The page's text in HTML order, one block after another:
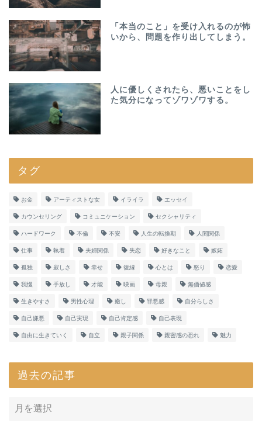
「本当のこと」を受け入れるのが怖
いから、問題を作り出してしまう。
人に優しくされたら、悪いことをし
た気分になってゾワゾワする。
タグ
お金 アーティストな女 イライラ エッセイ
カウンセリング コミュニケーション セクシャリティ
ハードワーク 不倫 不安 人生の転換期 人間関係
仕事 執着 夫婦関係 失恋 好きなこと 嫉妬
孤独 寂しさ 幸せ 復縁 心とは 怒り 恋愛
我慢 手放し 才能 映画 母親 無価値感
生きやすさ 男性心理 癒し 罪悪感 自分らしさ
自己嫌悪 自己実現 自己肯定感 自己表現
自由に生きていく 自立 親子関係 親密感の恐れ 魅力
過去の記事